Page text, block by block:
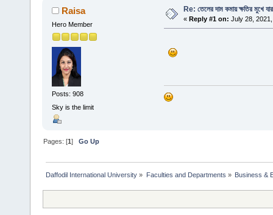
Raisa
Hero Member
Posts: 908
Sky is the limit
Re: তেলের দাম কমায় ক্ষতির মুখে
« Reply #1 on: July 28,
Pages: [1]Go Up
Daffodil International University » Faculties and Departments » Business &